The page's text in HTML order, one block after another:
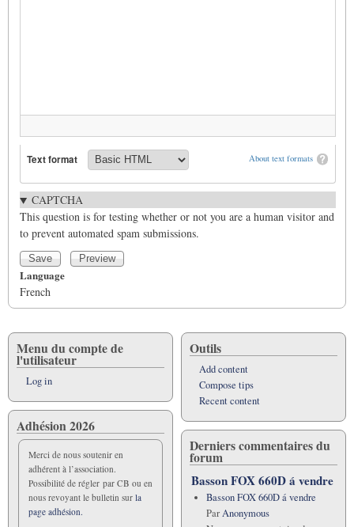
About text formats
Text format
CAPTCHA
This question is for testing whether or not you are a human visitor and
to prevent automated spam submissions.
Language
French
Menu du compte de
l'utilisateur
Log in
Adhésion 2026
Merci de nous soutenir en
adhérent à l’association.
Possibilité de régler par CB ou en
nous revoyant le bulletin sur la
page adhésion.
Outils
Add content
Compose tips
Recent content
Derniers commentaires du
forum
Basson FOX 660D á vendre
Basson FOX 660D á vendre
ParAnonymous